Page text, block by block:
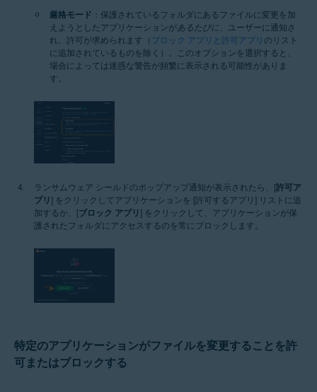
厳格モード ：保護されているフォルダにあるファイルに変更を加
えようとしたアプリケーションがあるたびに 、ユーザーに通知さ
れ、許可が求められます（ ブロック アプリと許可アプリのリスト
に追加されているものを除く）。このオプションを選択すると、
場合によっては迷惑な警告が頻繁に表示される可能性がありま
す。
ランサムウェア シールドのポップアップ通知が表示されたら、[許可ア
プリ] をクリックしてアプリケーションを [許可するアプリ] リストに追
加するか、[ブロック アプリ] をクリックして、アプリケーションが保
護されたフォルダにアクセスするのを常にブロックします。
特定のアプリケーションがファイルを変更することを許
可またはブロックする